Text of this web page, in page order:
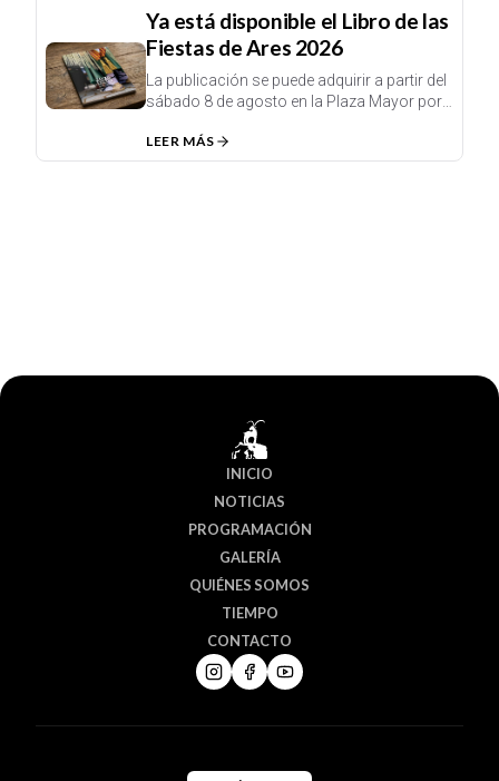
Ya está disponible el Libro de las
Fiestas de Ares 2026
La publicación se puede adquirir a partir del
sábado 8 de agosto en la Plaza Mayor por
LEER MÁS
INICIO
NOTICIAS
PROGRAMACIÓN
GALERÍA
QUIÉNES SOMOS
TIEMPO
CONTACTO